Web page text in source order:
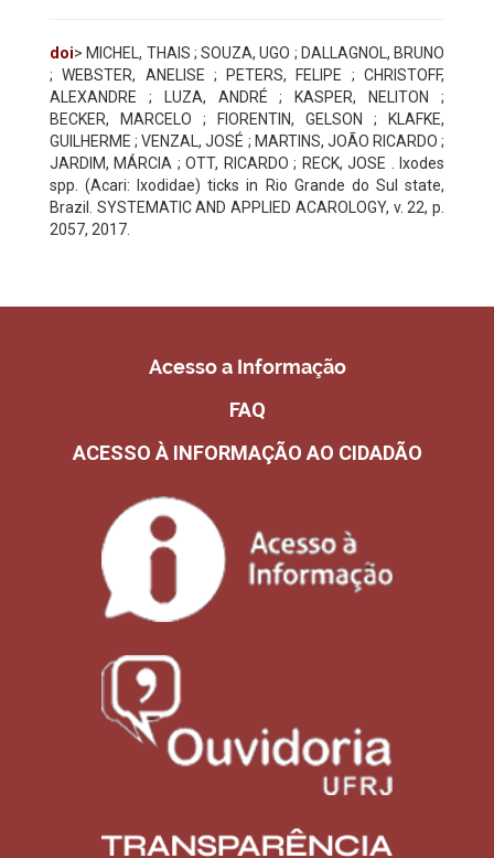
doi> MICHEL, THAIS ; SOUZA, UGO ; DALLAGNOL, BRUNO
; WEBSTER, ANELISE ; PETERS, FELIPE ; CHRISTOFF,
ALEXANDRE ; LUZA, ANDRÉ ; KASPER, NELITON ;
BECKER, MARCELO ; FIORENTIN, GELSON ; KLAFKE,
GUILHERME ; VENZAL, JOSÉ ; MARTINS, JOÃO RICARDO ;
JARDIM, MÁRCIA ; OTT, RICARDO ; RECK, JOSE . Ixodes
spp. (Acari: Ixodidae) ticks in Rio Grande do Sul state,
Brazil. SYSTEMATIC AND APPLIED ACAROLOGY, v. 22, p.
2057, 2017.
Acesso a Informação
FAQ
ACESSO À INFORMAÇÃO AO CIDADÃO